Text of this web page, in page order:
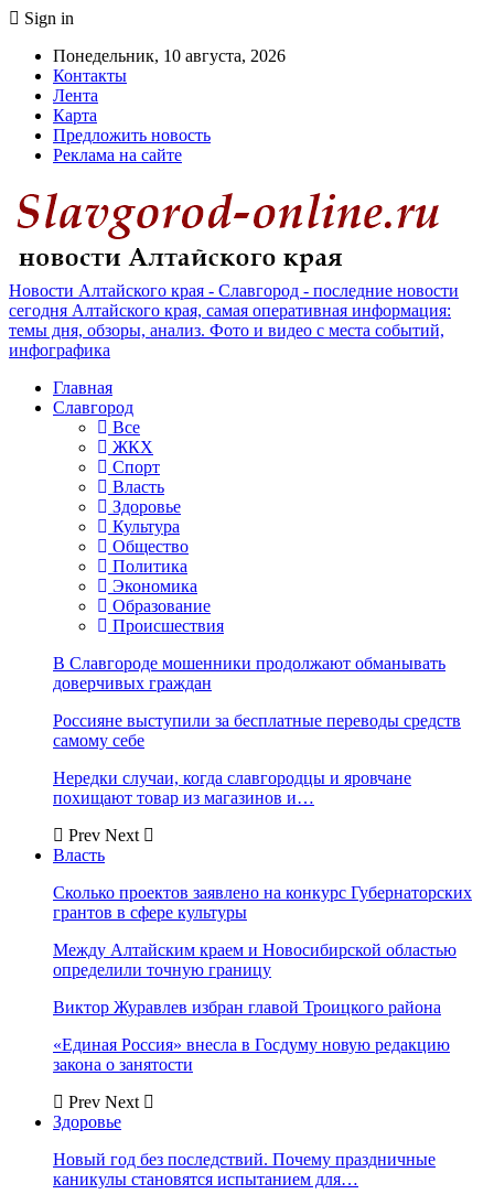
Sign in
Понедельник, 10 августа, 2026
Контакты
Лента
Карта
Предложить новость
Реклама на сайте
Новости Алтайского края - Славгород - последние новости
сегодня Алтайского края, самая оперативная информация:
темы дня, обзоры, анализ. Фото и видео с места событий,
инфографика
Главная
Славгород
Все
ЖКХ
Спорт
Власть
Здоровье
Культура
Общество
Политика
Экономика
Образование
Происшествия
В Славгороде мошенники продолжают обманывать
доверчивых граждан
Россияне выступили за бесплатные переводы средств
самому себе
Нередки случаи, когда славгородцы и яровчане
похищают товар из магазинов и…
Prev Next
Власть
Сколько проектов заявлено на конкурс Губернаторских
грантов в сфере культуры
Между Алтайским краем и Новосибирской областью
определили точную границу
Виктор Журавлев избран главой Троицкого района
«Единая Россия» внесла в Госдуму новую редакцию
закона о занятости
Prev Next
Здоровье
Новый год без последствий. Почему праздничные
каникулы становятся испытанием для…